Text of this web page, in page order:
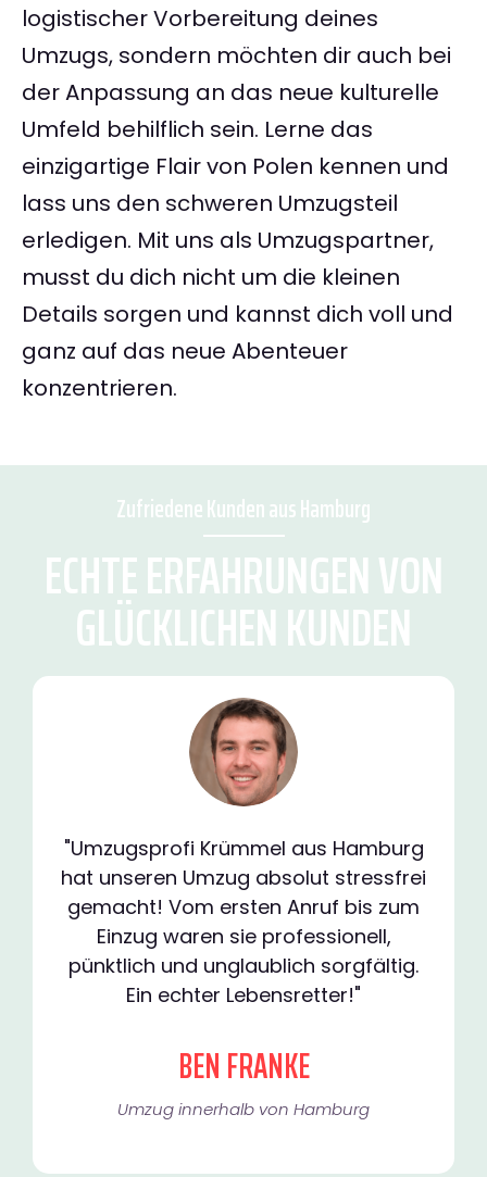
logistischer Vorbereitung deines
Umzugs, sondern möchten dir auch bei
der Anpassung an das neue kulturelle
Umfeld behilflich sein. Lerne das
einzigartige Flair von Polen kennen und
lass uns den schweren Umzugsteil
erledigen. Mit uns als Umzugspartner,
musst du dich nicht um die kleinen
Details sorgen und kannst dich voll und
ganz auf das neue Abenteuer
konzentrieren.
Zufriedene Kunden aus Hamburg
ECHTE ERFAHRUNGEN VON
GLÜCKLICHEN KUNDEN
"Umzugsprofi Krümmel aus Hamburg
hat unseren Umzug absolut stressfrei
gemacht! Vom ersten Anruf bis zum
Einzug waren sie professionell,
pünktlich und unglaublich sorgfältig.
Ein echter Lebensretter!"
BEN FRANKE
Umzug innerhalb von Hamburg​